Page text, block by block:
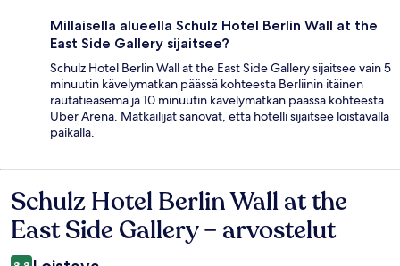
Millaisella alueella Schulz Hotel Berlin Wall at the
East Side Gallery sijaitsee?
Schulz Hotel Berlin Wall at the East Side Gallery sijaitsee vain 5
minuutin kävelymatkan päässä kohteesta Berliinin itäinen
rautatieasema ja 10 minuutin kävelymatkan päässä kohteesta
Uber Arena. Matkailijat sanovat, että hotelli sijaitsee loistavalla
paikalla.
Arvostelut
Schulz Hotel Berlin Wall at the
East Side Gallery – arvostelut